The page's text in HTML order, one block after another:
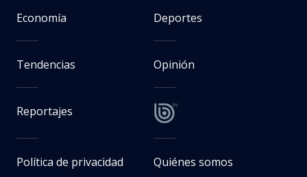
Economía Deportes
Tendencias Opinión
Reportajes
Política de privacidad Quiénes somos